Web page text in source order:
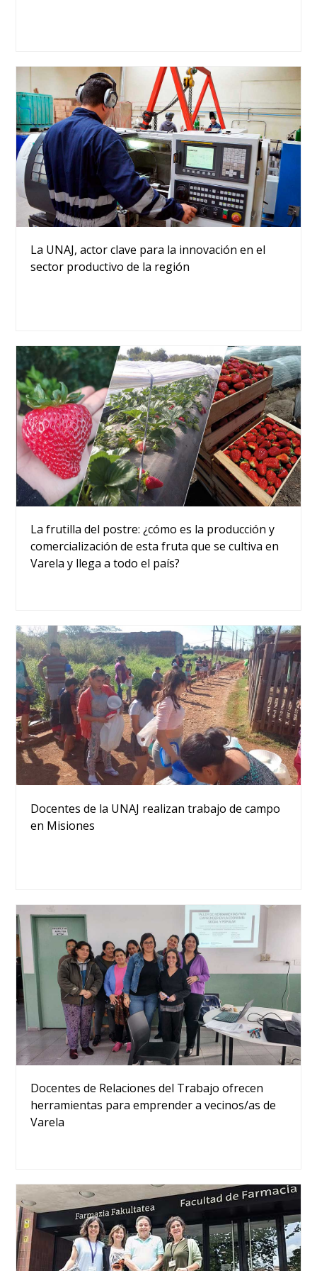
La UNAJ, actor clave para la innovación en el
sector productivo de la región
La frutilla del postre: ¿cómo es la producción y
comercialización de esta fruta que se cultiva en
Varela y llega a todo el país?
Docentes de la UNAJ realizan trabajo de campo
en Misiones
Docentes de Relaciones del Trabajo ofrecen
herramientas para emprender a vecinos/as de
Varela